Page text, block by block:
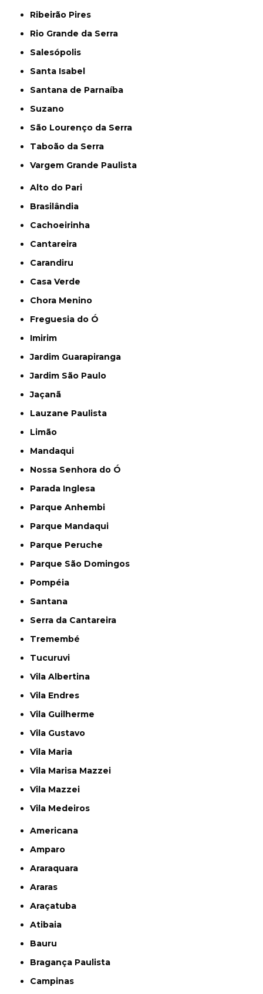
Ribeirão Pires
Rio Grande da Serra
Salesópolis
Santa Isabel
Santana de Parnaíba
Suzano
São Lourenço da Serra
Taboão da Serra
Vargem Grande Paulista
Alto do Pari
Brasilândia
Cachoeirinha
Cantareira
Carandiru
Casa Verde
Chora Menino
Freguesia do Ó
Imirim
Jardim Guarapiranga
Jardim São Paulo
Jaçanã
Lauzane Paulista
Limão
Mandaqui
Nossa Senhora do Ó
Parada Inglesa
Parque Anhembi
Parque Mandaqui
Parque Peruche
Parque São Domingos
Pompéia
Santana
Serra da Cantareira
Tremembé
Tucuruvi
Vila Albertina
Vila Endres
Vila Guilherme
Vila Gustavo
Vila Maria
Vila Marisa Mazzei
Vila Mazzei
Vila Medeiros
Americana
Amparo
Araraquara
Araras
Araçatuba
Atibaia
Bauru
Bragança Paulista
Campinas